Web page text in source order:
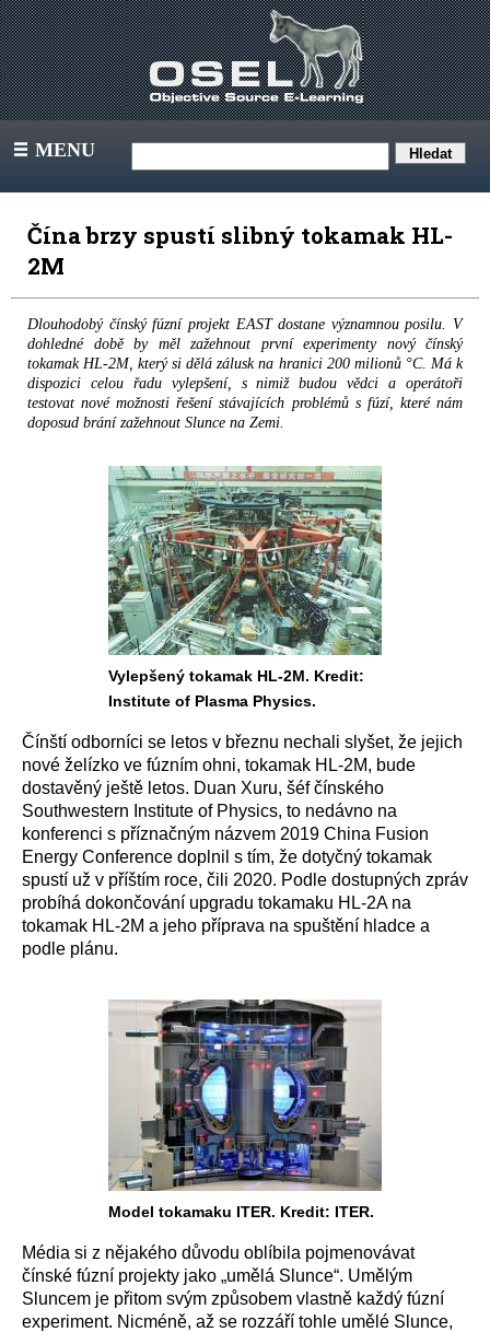
III MENU
Čína brzy spustí slibný tokamak HL-
2M
Dlouhodobý čínský fúzní projekt EAST dostane významnou posilu. V
dohledné době by měl zažehnout první experimenty nový čínský
tokamak HL-2M, který si dělá zálusk na hranici 200 milionů °C. Má k
dispozici celou řadu vylepšení, s nimiž budou vědci a operátoři
testovat nové možnosti řešení stávajících problémů s fúzí, které nám
doposud brání zažehnout Slunce na Zemi.
Vylepšený tokamak HL-2M. Kredit:
Institute of Plasma Physics.
Čínští odborníci se letos v březnu nechali slyšet, že jejich
nové želízko ve fúzním ohni, tokamak HL-2M, bude
dostavěný ještě letos. Duan Xuru, šéf čínského
Southwestern Institute of Physics, to nedávno na
konferenci s příznačným názvem 2019 China Fusion
Energy Conference doplnil s tím, že dotyčný tokamak
spustí už v příštím roce, čili 2020. Podle dostupných zpráv
probíhá dokončování upgradu tokamaku HL-2A na
tokamak HL-2M a jeho příprava na spuštění hladce a
podle plánu.
Model tokamaku ITER. Kredit: ITER.
Média si z nějakého důvodu oblíbila pojmenovávat
čínské fúzní projekty jako „umělá Slunce“. Umělým
Sluncem je přitom svým způsobem vlastně každý fúzní
experiment. Nicméně, až se rozzáří tohle umělé Slunce,